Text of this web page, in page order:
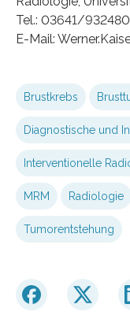
Tel.: 03641/
E-Mail:
Brustkrebs
Diagnostische und
Interventionelle
MRM Radiologie
Tumorentstehung